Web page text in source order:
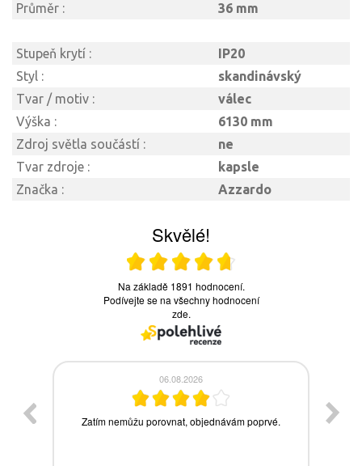
Průměr :
36 mm
Stupeň krytí :
IP20
Styl :
skandinávský
Tvar / motiv :
válec
Výška :
6130 mm
Zdroj světla součástí :
ne
Tvar zdroje :
kapsle
Značka :
Azzardo